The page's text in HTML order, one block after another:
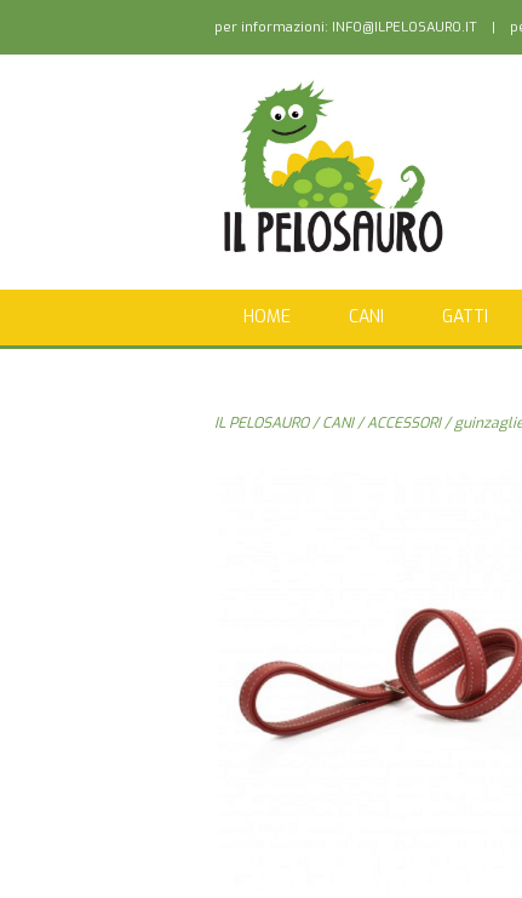
per informazioni: INFO@ILPELOSAURO.IT | per
HOME CANI GATTI
IL PELOSAURO/CANI/ACCESSORI/